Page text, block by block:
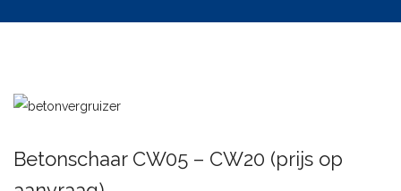
Betonschaar CW05 – CW20 (prijs op